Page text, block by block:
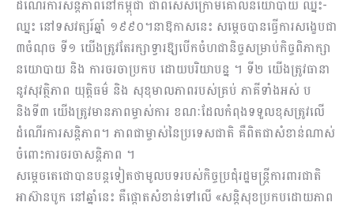
ដំណើរការសន្តិភាពនៅកម្ពុជា ជាពិសេសក្រោមគោលនយោបាយ ឈ្នះ-
ឈ្នះ នៅទសវត្សរ៍ឆ្នាំ ១៩៩០។នាឱកាសនេះ សម្ដេចបានធ្វើការសង្ខេបជា
៣ចំណុច ទី១ យើងត្រូវតែរក្សាទ្វារឱ្យបើកចំហជានិច្ចសម្រាប់កិច្ចពិភាក្សា
នយោបាយ និង ការចរចាប្រកប ដោយបរិយាបន្ន ។ ទី២ យើងត្រូវធានា
នូវសុវត្ថិភាព យុត្តិធម៌ និង សុខុមាលភាពរបស់គ្រប់ ភាគីទាំងអស់ ប
និងទី៣ យើងត្រូវមានភាពម្ចាស់ការ ខណៈដែលកំពុងទទួលខុសត្រូវលើ
ដំណើរការសន្តិភាព។ ភាពជាម្ចាស់នៃប្រទេសជាតិ​ គឺពិតជាសំខាន់ណាស់
ចំពោះការចរចាសន្តិភាព ។
សម្ដេចតេជោបានបន្តទៀតថាមូលបទរបស់កិច្ចប្រជុំរដ្ឋមន្ត្រីការពារជាតិ
អាស៊ានបូក នៅឆ្នាំនេះ គឺផ្ដោតសំខាន់ទៅលើ «សន្តិសុខប្រកបដោយភាព